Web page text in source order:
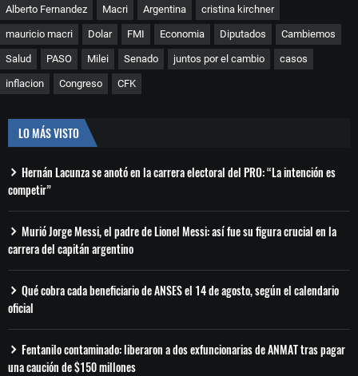
Alberto Fernandez Macri Argentina cristina kirchner
mauricio macri Dolar FMI Economia Diputados Cambiemos
Salud PASO Milei Senado juntos por el cambio casos
inflacion Congreso CFK
LO MÁS VISTO
Hernán Lacunza se anotó en la carrera electoral del PRO: “La intención es
competir”
Murió Jorge Messi, el padre de Lionel Messi: así fue su figura crucial en la
carrera del capitán argentino
Qué cobra cada beneficiario de ANSES el 14 de agosto, según el calendario
oficial
Fentanilo contaminado: liberaron a dos exfuncionarias de ANMAT tras pagar
una caución de $150 millones